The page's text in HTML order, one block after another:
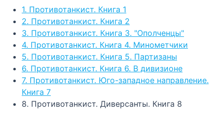
1. Противотанкист. Книга 1
2. Противотанкист. Книга 2
3. Противотанкист. Книга 3. "Ополченцы"
4. Противотанкист. Книга 4. Минометчики
5. Противотанкист. Книга 5. Партизаны
6. Противотанкист. Книга 6. В дивизионе
7. Противотанкист. Юго-западное направление.
Книга 7
8. Противотанкист. Диверсанты. Книга 8